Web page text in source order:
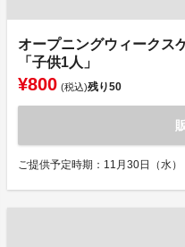
オープニングウィークス
「子供1人」
¥800 (税込)残り50
ご提供予定時期：11月30日（水）